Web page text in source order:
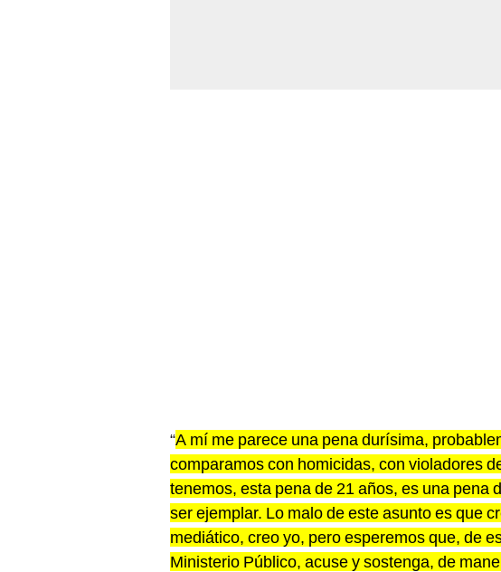
“A mí me parece una pena durísima,
comparamos con homicidas, con violadores
tenemos, esta pena de 21 años, es una pena
ser ejemplar. Lo malo de este asunto es que
mediático, creo yo, pero esperemos que, de
Ministerio Público, acuse y sostenga, de